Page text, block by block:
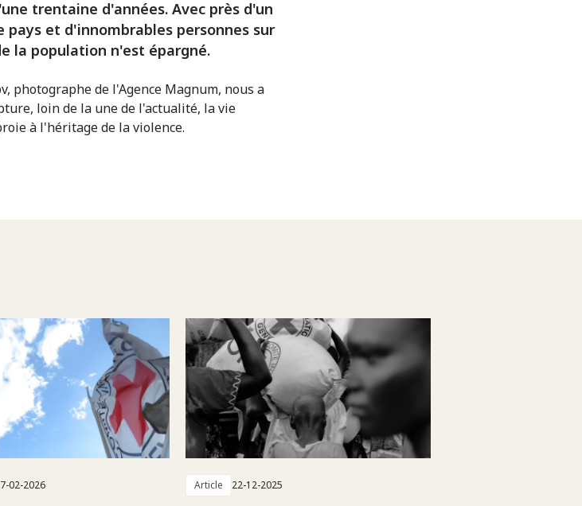
trentaine d'années. Avec près d'un
pays et d'innombrables personnes sur
la population n'est épargné.
photographe de l'Agence Magnum, nous a
loin de la une de l'actualité, la vie
à l'héritage de la violence.
02-2026 Article 22-12-2025